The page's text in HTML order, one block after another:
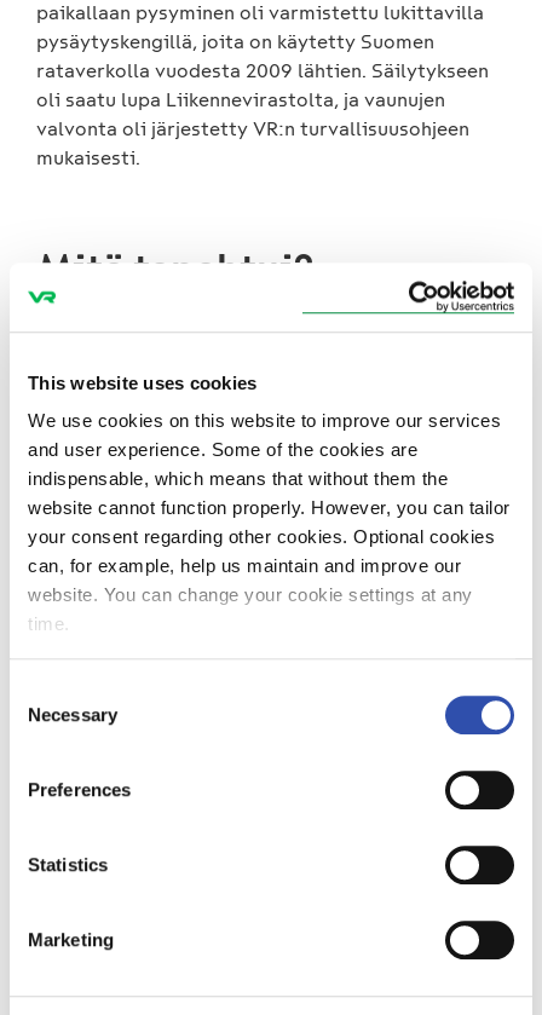
This website uses cookies
We use cookies on this website to improve our services
and user experience. Some of the cookies are
indispensable, which means that without them the
website cannot function properly. However, you can tailor
your consent regarding other cookies. Optional cookies
can, for example, help us maintain and improve our
website. You can change your cookie settings at any
time.
Selection
Necessary
Preferences
Statistics
Marketing
paikallaan pysyminen oli varmistettu lukittavilla
pysäytyskengillä, joita on käytetty Suomen
rataverkolla vuodesta 2009 lähtien. Säilytykseen
oli saatu lupa Liikennevirastolta, ja vaunujen
valvonta oli järjestetty VR:n turvallisuusohjeen
mukaisesti.
Mitä tapahtui?
valumaan paikaltaan. Vaunut törmäsivät
suistui raiteelta ja toinen niistä rikkoutui. Säiliössä
oli 61 tonnia MTBE-kemikaalia, josta 35 tonnia valui
maahan. Ohi ajaneen tavarajunan kuljettaja
huomasi onnettomuuden alle puolessa tunnissa
sen sattumisesta.
Otkesin tutkimuksen mukaan Kinnissä ei ollut
pysäytyskenkiä. Tilanteeseen vaikutti ennalta
ominaisuudet (mm. kaltevuus).
Mitä seurauksia?